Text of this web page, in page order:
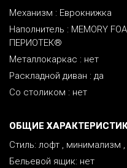
Механизм : Еврокнижка
Наполнитель : MEMORY
ПЕРИОТЕК®
Металлокаркас : нет
Раскладной диван : да
Со столиком : нет
ОБЩИЕ
Стиль: лофт , минимализм ,
Бельевой ящик: нет